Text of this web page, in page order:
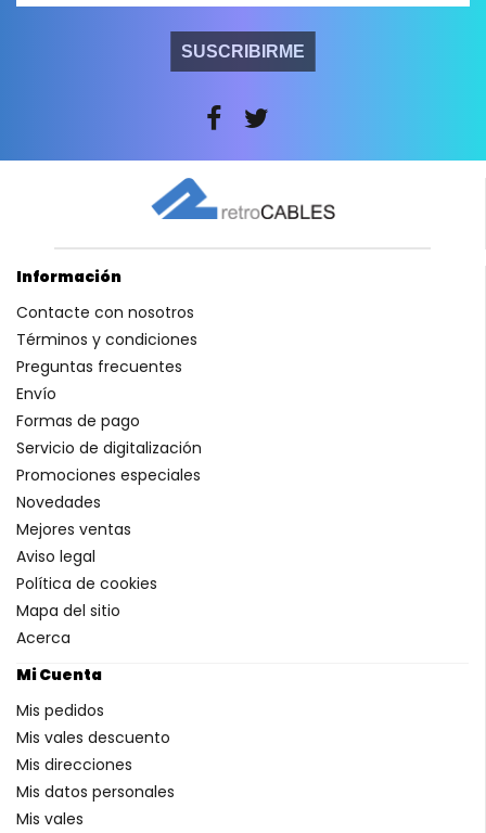
SUSCRIBIRME
Información
Contacte con nosotros
Términos y condiciones
Preguntas frecuentes
Envío
Formas de pago
Servicio de digitalización
Promociones especiales
Novedades
Mejores ventas
Aviso legal
Política de cookies
Mapa del sitio
Acerca
Mi Cuenta
Mis pedidos
Mis vales descuento
Mis direcciones
Mis datos personales
Mis vales